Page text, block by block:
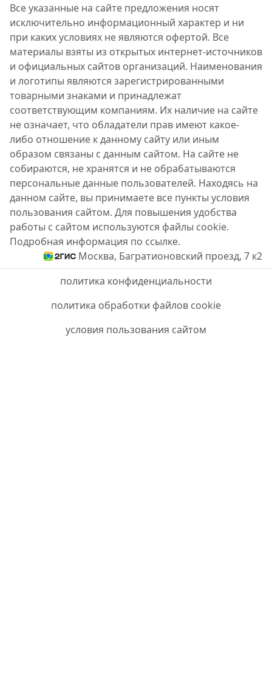
Все указанные на сайте предложения носят
исключительно информационный характер и ни
при каких условиях не являются офертой. Все
материалы взяты из открытых интернет-источников
и официальных сайтов организаций. Наименования
и логотипы являются зарегистрированными
товарными знаками и принадлежат
соответствующим компаниям. Их наличие на сайте
не означает, что обладатели прав имеют какое-
либо отношение к данному сайту или иным
образом связаны с данным сайтом. На сайте не
собираются, не хранятся и не обрабатываются
персональные данные пользователей. Находясь на
данном сайте, вы принимаете все пункты условия
пользования сайтом. Для повышения удобства
работы с сайтом используются файлы cookie.
Подробная информация по ссылке.
Москва, Багратионовский проезд, 7 к2
политика конфиденциальности
политика обработки файлов cookie
условия пользования сайтом